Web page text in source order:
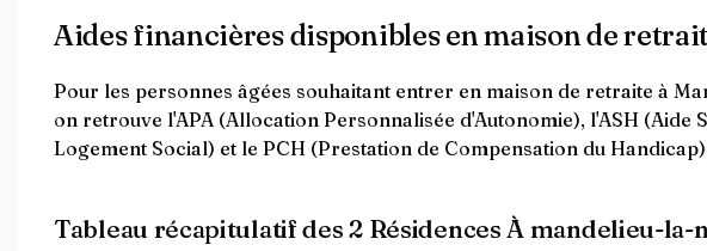
Aides financières disponibles en maison de
Pour les personnes âgées souhaitant entrer en maison de retraite à
on retrouve l'APA (Allocation Personnalisée d'Autonomie), l'ASH
Logement Social) et le PCH (Prestation de Compensation du
Tableau récapitulatif des 2 Résidences À mandelieu-la-